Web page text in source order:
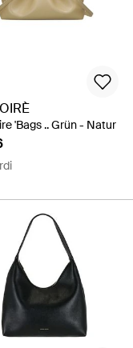
'Bags .. Grün - Natur